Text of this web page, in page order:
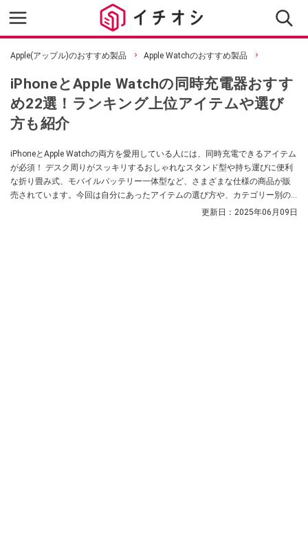
Apple(アップル)のおすすめ製品 Apple Watchのおすすめ製品
iPhoneとApple Watchの同時充電器おすす
め22選！ランキング上位アイテムや選び
方も紹介
iPhoneとApple Watchの両方を愛用している人には、同時充電できるアイテム
が必須！ デスク周りがスッキリするおしゃれなスタンド型や持ち運びに便利
な折り畳み式、モバイルバッテリー一体型など、さまざまな仕様の商品が販
売されています。今回は自分にあったアイテムの選び方や、カテゴリー別の
おすすめアイテムを紹介！ 購入を検討している方はぜひチェックしてみてく
更新日： 2025年06月09日